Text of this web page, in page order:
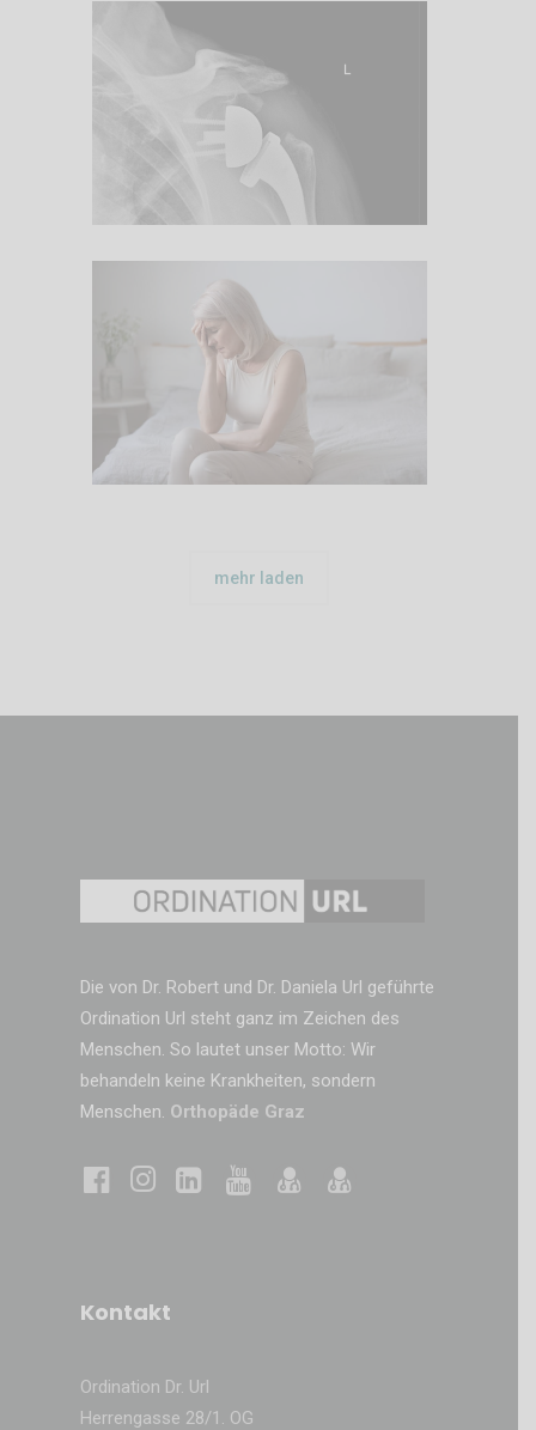
6. Juli 2026
Komplexes
Schultergelenk
1. Juli 2026
Schlafstörung und
Wechseljahre
mehr laden
Die von Dr. Robert und Dr. Daniela Url geführte
Ordination Url steht ganz im Zeichen des
Menschen. So lautet unser Motto: Wir
behandeln keine Krankheiten, sondern
Menschen. Orthopäde Graz
Kontakt
Ordination Dr. Url
Herrengasse 28/1. OG